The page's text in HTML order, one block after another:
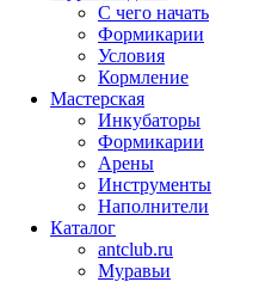
С чего начать
Формикарии
Условия
Кормление
Мастерская
Инкубаторы
Формикарии
Арены
Инструменты
Наполнители
Каталог
antclub.ru
Муравьи